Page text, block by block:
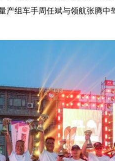
产组车手周任斌与领航张腾中